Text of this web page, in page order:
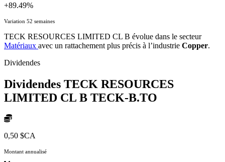
+89.49%
Variation 52 semaines
TECK RESOURCES LIMITED CL B évolue dans le secteur
Matériaux avec un rattachement plus précis à l’industrie Copper.
Dividendes
Dividendes TECK RESOURCES
LIMITED CL B TECK-B.TO
0,50 $CA
Montant annualisé